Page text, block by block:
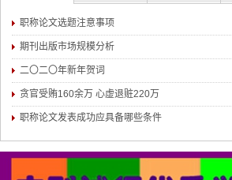
职称论文选题注意事项
期刊出版市场规模分析
二〇二〇年新年贺词
贪官受贿160余万 心虚退赃220万
职称论文发表成功应具备哪些条件